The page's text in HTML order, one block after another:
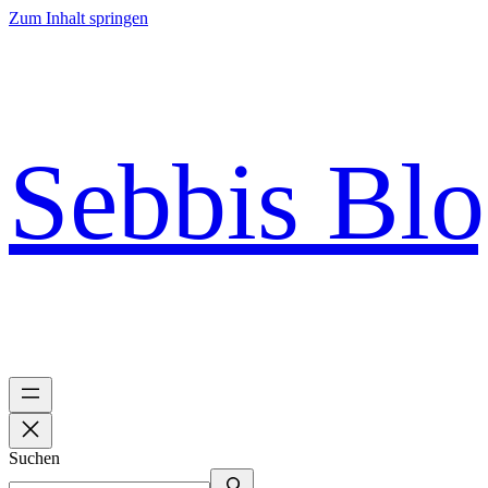
Zum Inhalt springen
Sebbis
Suchen